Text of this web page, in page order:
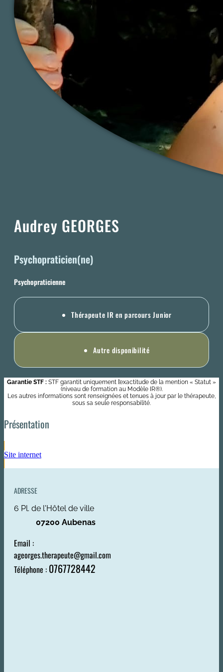
Audrey GEORGES
Psychopraticien(ne)
Psychopraticienne
Thérapeute IR en parcours Junior
Autre disponibilité
Garantie STF : STF garantit uniquement l’exactitude de la mention « Statut »
(niveau de formation au Modèle IR®).
Les autres informations sont renseignées et tenues à jour par le thérapeute,
sous sa seule responsabilité.
Présentation
Site internet
ADRESSE
6 Pl. de l'Hôtel de ville
07200 Aubenas
Email :
ageorges.therapeute@gmail.com
Téléphone : 0767728442